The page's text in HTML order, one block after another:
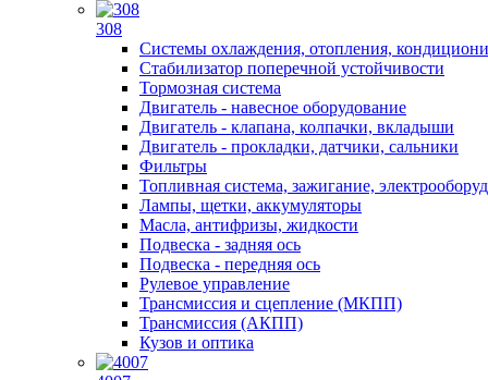
308
Системы охлаждения, отопления,
Стабилизатор поперечной устойчивости
Тормозная система
Двигатель - навесное оборудование
Двигатель - клапана, колпачки, вкладыши
Двигатель - прокладки, датчики, сальники
Фильтры
Топливная система, зажигание,
Лампы, щетки, аккумуляторы
Масла, антифризы, жидкости
Подвеска - задняя ось
Подвеска - передняя ось
Рулевое управление
Трансмиссия и сцепление (МКПП)
Трансмиссия (АКПП)
Кузов и оптика